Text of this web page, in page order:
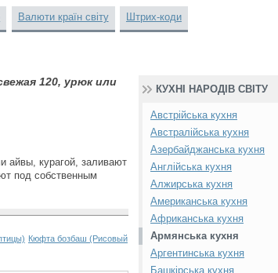
Валюти країн світу Штрих-коди
120, урюк или
айвы, курагой, заливают
под собственным
Кюфта бозбаш (Рисовый
КУХНІ НАРОДІВ СВІТУ
Австрійська кухня
Австралійська кухня
Азербайджанська кухня
Англійська кухня
Алжирська кухня
Американська кухня
Африканська кухня
Армянська кухня
Аргентинська кухня
Башкірська кухня